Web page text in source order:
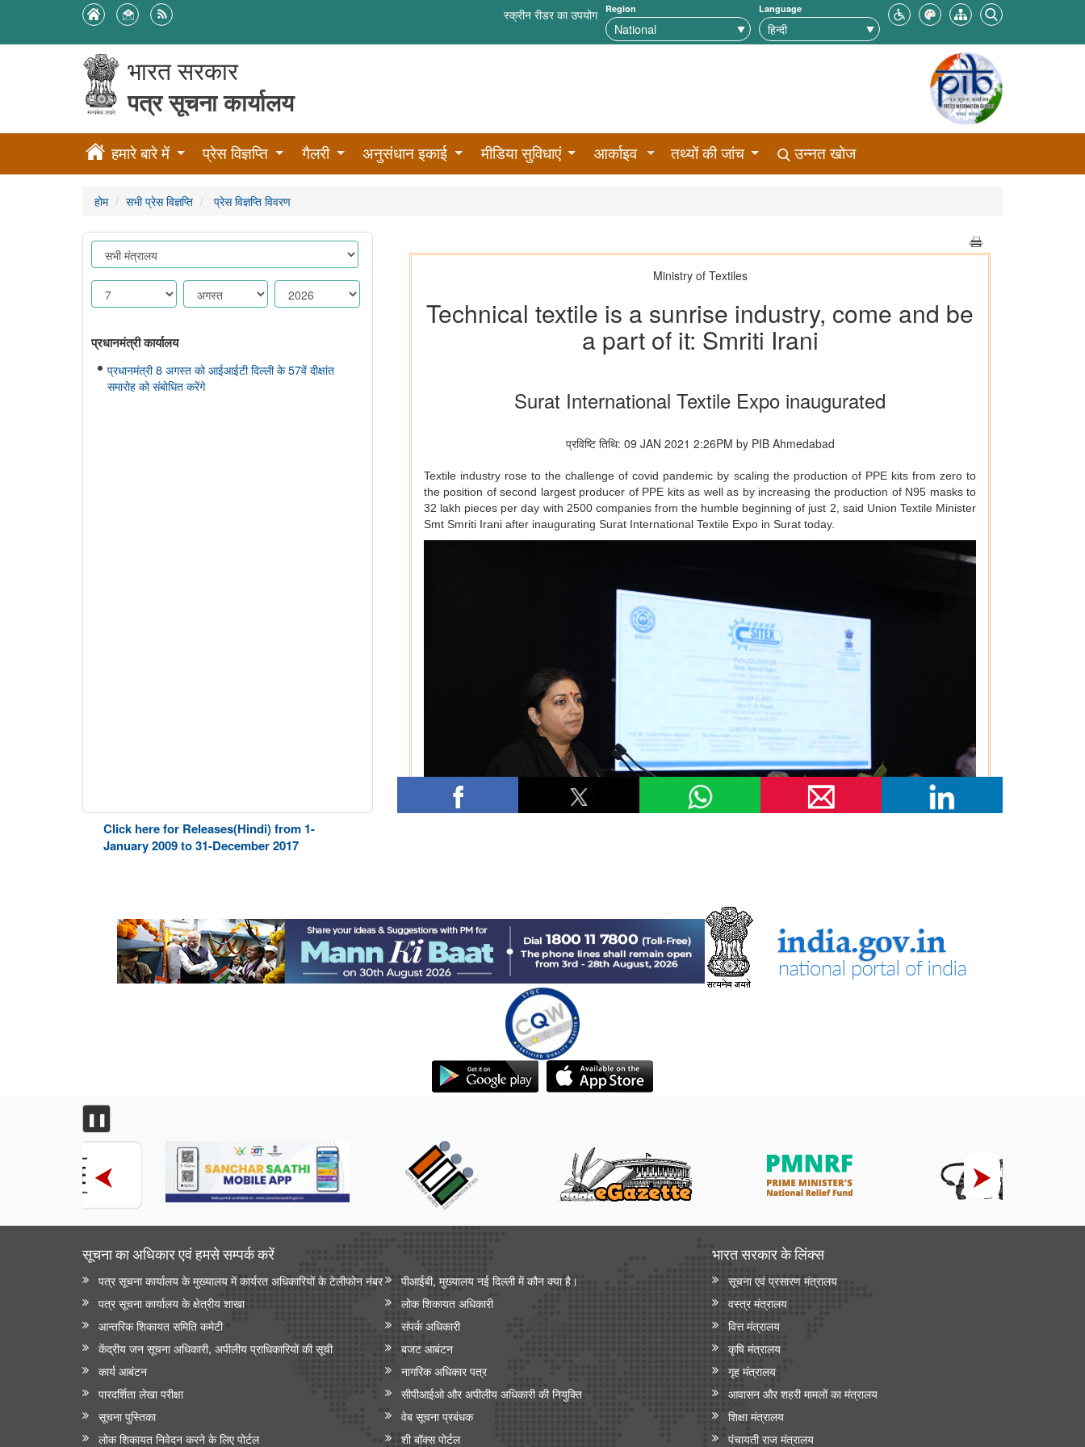
स्क्रीन रीडर का उपयोग Region Language
भारत सरकार
पत्र सूचना कार्यालय
हमारे बारे में प्रेस विज्ञप्ति गैलरी अनुसंधान इकाई मीडिया सुविधाएं आर्काइव तथ्यों की जांच उन्नत खोज
होम सभी प्रेस विज्ञप्ति प्रेस विज्ञप्ति विवरण
प्रधानमंत्री कार्यालय
प्रधानमंत्री 8 अगस्त को आईआईटी दिल्ली के 57वें दीक्षांत
समारोह को संबोधित करेंगे
Click here for Releases(Hindi) from 1-
January 2009 to 31-December 2017
❚❚
सूचना का अधिकार एवं हमसे सम्‍पर्क करें
पत्र सूचना कार्यालय के मुख्यालय में कार्यरत अधिकारियों के टेलीफोन नंबर
पीआईबी, मुख्यालय नई दिल्ली में कौन क्या है।
पत्र सूचना कार्यालय के क्षेत्रीय शाखा
लोक शिकायत अधिकारी
आन्‍तरिक शिकायत समिति कमेटी
संपर्क अधिकारी
केंद्रीय जन सूचना अधिकारी, अपीलीय प्राधिकारियों की सूची
बजट आबंटन
कार्य आबंटन
नागरिक अधिकार पत्र
पारदर्शिता लेखा परीक्षा
सीपीआईओ और अपी‍लीय अधिकारी की नियुक्ति
सूचना पुस्तिका
वेब सूचना प्रबंधक
लोक शिकायत निवेदन करने के लिए पोर्टल
शी बॉक्स पोर्टल
भारत सरकार के लिंक्‍स
सूचना एवं प्रसारण मंत्रालय
वस्त्र मंत्रालय
वित्त मंत्रालय
कृषि मंत्रालय
गृह मंत्रालय
आवासन और शहरी मामलों का मंत्रालय
शिक्षा मंत्रालय
पंचायती राज मंत्रालय